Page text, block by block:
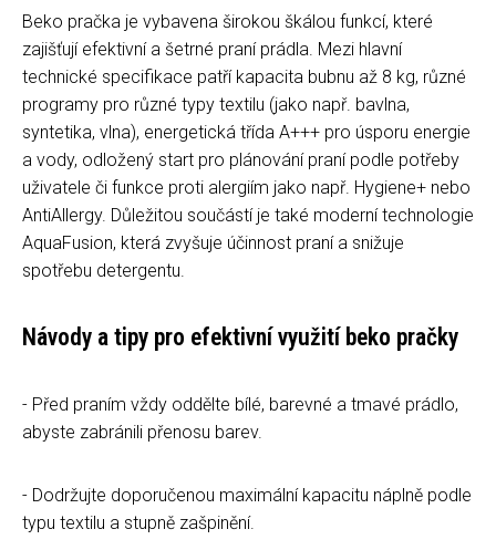
Beko pračka je vybavena širokou škálou funkcí, které
zajišťují efektivní a šetrné praní prádla. Mezi hlavní
technické specifikace patří kapacita bubnu až 8 kg, různé
programy pro různé typy textilu (jako např. bavlna,
syntetika, vlna), energetická třída A+++ pro úsporu energie
a vody, odložený start pro plánování praní podle potřeby
uživatele či funkce proti alergiím jako např. Hygiene+ nebo
AntiAllergy. Důležitou součástí je také moderní technologie
AquaFusion, která zvyšuje účinnost praní a snižuje
spotřebu detergentu.
Návody a tipy pro efektivní využití beko pračky
- Před praním vždy oddělte bílé, barevné a tmavé prádlo,
abyste zabránili přenosu barev.
- Dodržujte doporučenou maximální kapacitu náplně podle
typu textilu a stupně zašpinění.